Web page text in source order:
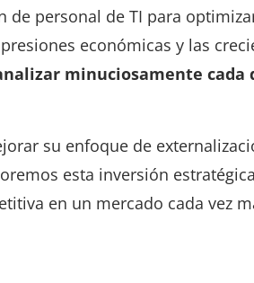
de personal de TI para
económicas y las
minuciosamente cada
su enfoque de
esta inversión
en un mercado cada vez